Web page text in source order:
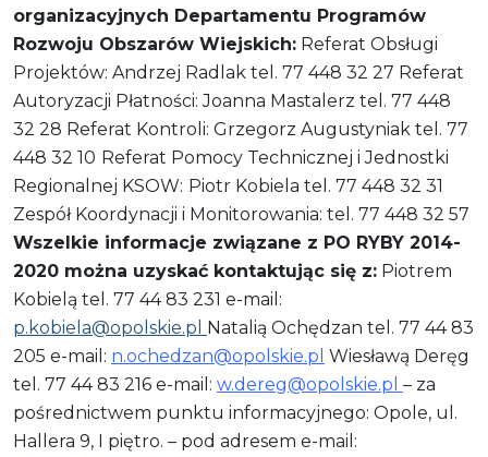
organizacyjnych Departamentu Programów
Rozwoju Obszarów Wiejskich: Referat Obsługi
Projektów: Andrzej Radlak tel. 77 448 32 27 Referat
Autoryzacji Płatności: Joanna Mastalerz tel. 77 448
32 28 Referat Kontroli: Grzegorz Augustyniak tel. 77
448 32 10 Referat Pomocy Technicznej i Jednostki
Regionalnej KSOW: Piotr Kobiela tel. 77 448 32 31
Zespół Koordynacji i Monitorowania: tel. 77 448 32 57
Wszelkie informacje związane z PO RYBY 2014-
2020 można uzyskać kontaktując się z: Piotrem
Kobielą tel. 77 44 83 231 e-mail:
p.kobiela@opolskie.pl Natalią Ochędzan tel. 77 44 83
205 e-mail: n.ochedzan@opolskie.pl Wiesławą Deręg
tel. 77 44 83 216 e-mail: w.dereg@opolskie.pl – za
pośrednictwem punktu informacyjnego: Opole, ul.
Hallera 9, I piętro. – pod adresem e-mail: